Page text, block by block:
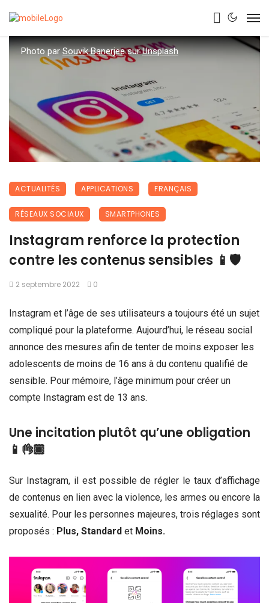
Photo parSouvik BanerjeesurUnsplash
ACTUALITÉS APPLICATIONS FRANÇAIS
RÉSEAUX SOCIAUX SMARTPHONES
Instagram renforce la protection
contre les contenus sensibles 📱🛡
2 septembre 2022 0
Instagram et l’âge de ses utilisateurs a toujours été un sujet
compliqué pour la plateforme. Aujourd’hui, le réseau social
annonce des mesures afin de tenter de moins exposer les
adolescents de moins de 16 ans à du contenu qualifié de
sensible. Pour mémoire, l’âge minimum pour créer un
compte Instagram est de 13 ans.
Une incitation plutôt qu’une obligation
📱👌🏾
Sur Instagram, il est possible de régler le taux d’affichage
de contenus en lien avec la violence, les armes ou encore la
sexualité. Pour les personnes majeures, trois réglages sont
proposés : Plus, Standard et Moins.